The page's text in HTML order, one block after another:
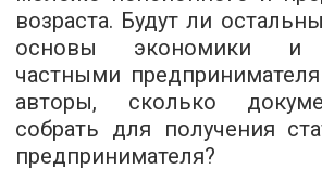
возраста. Будут ли
основы экономики и
частными
авторы, сколько
собрать для получения
предпринимателя?